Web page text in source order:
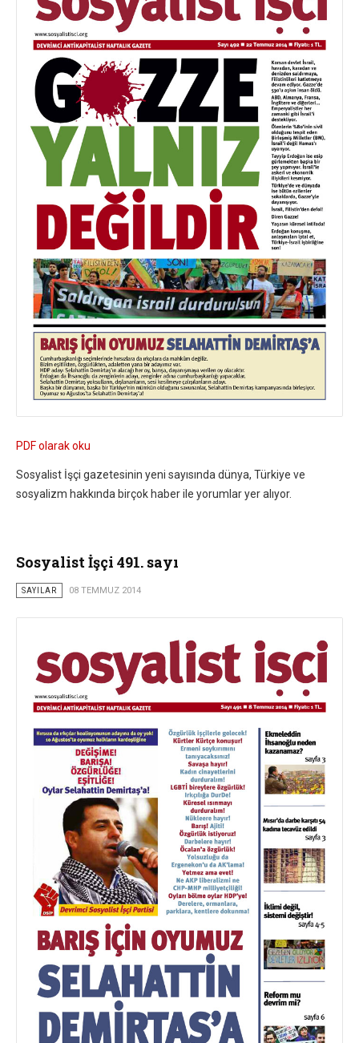
PDF olarak oku
Sosyalist İşçi gazetesinin yeni sayısında dünya, Türkiye ve
sosyalizm hakkında birçok haber ile yorumlar yer alıyor.
Sosyalist İşçi 491. sayı
SAYILAR 08 TEMMUZ 2014